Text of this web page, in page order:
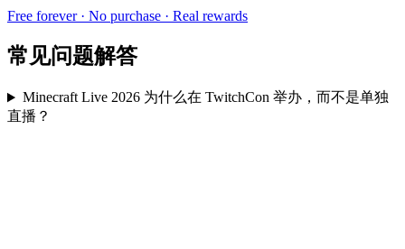
Free forever · No purchase · Real rewards
常见问题解答
Minecraft Live 2026 为什么在 TwitchCon 举办，而不是单独
直播？